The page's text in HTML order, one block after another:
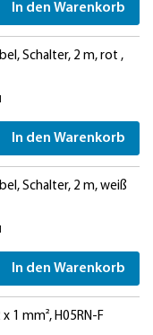
In den Warenkorb
Schalter, 2 m, rot ,
In den Warenkorb
Schalter, 2 m, weiß
In den Warenkorb
1 mm², H05RN-F